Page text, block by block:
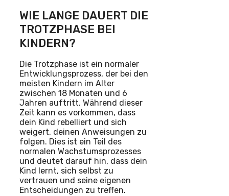
WIE LANGE DAUERT DIE
TROTZPHASE BEI
KINDERN?
Die Trotzphase ist ein normaler
Entwicklungsprozess, der bei den
meisten Kindern im Alter
zwischen 18 Monaten und 6
Jahren auftritt. Während dieser
Zeit kann es vorkommen, dass
dein Kind rebelliert und sich
weigert, deinen Anweisungen zu
folgen. Dies ist ein Teil des
normalen Wachstumsprozesses
und deutet darauf hin, dass dein
Kind lernt, sich selbst zu
vertrauen und seine eigenen
Entscheidungen zu treffen.